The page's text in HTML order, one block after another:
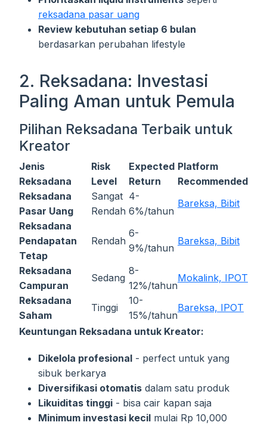
reksadana pasar uang
Review kebutuhan setiap 6 bulan
berdasarkan perubahan lifestyle
2. Reksadana: Investasi
Paling Aman untuk Pemula
Pilihan Reksadana Terbaik untuk
Kreator
Jenis
Reksadana
Risk
Level
Expected
Return
Platform
Recommended
Reksadana
Pasar Uang
Sangat
Rendah
4-
6%/tahun
Bareksa, Bibit
Reksadana
Pendapatan
Tetap
Rendah
6-
9%/tahun
Bareksa, Bibit
Reksadana
Campuran
Sedang
8-
12%/tahun
Mokalink, IPOT
Reksadana
Saham
Tinggi
10-
15%/tahun
Bareksa, IPOT
Keuntungan Reksadana untuk Kreator:
Dikelola profesional - perfect untuk yang
sibuk berkarya
Diversifikasi otomatis dalam satu produk
Likuiditas tinggi - bisa cair kapan saja
Minimum investasi kecil mulai Rp 10,000